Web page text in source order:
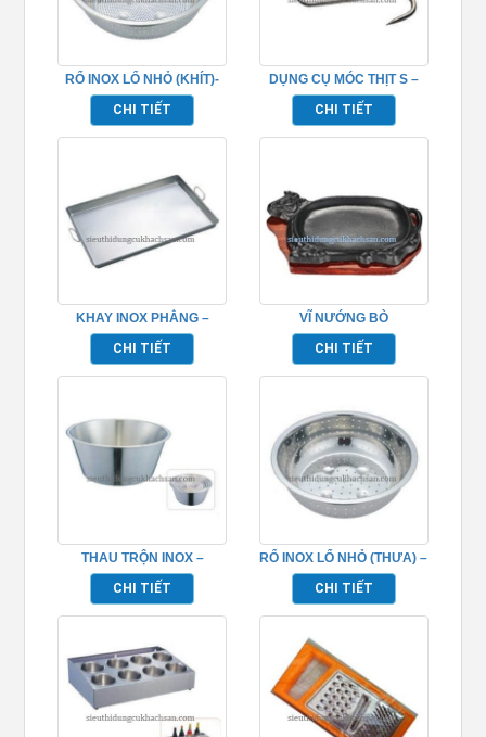
RỔ INOX LỔ NHỎ (KHÍT)-
TP696057
CHI TIẾT
DỤNG CỤ MÓC THỊT S –
TP696097
CHI TIẾT
KHAY INOX PHẲNG –
TP696060
CHI TIẾT
VĨ NƯỚNG BÒ
BEEFSTAEK 23 –
TP696069
CHI TIẾT
THAU TRỘN INOX –
TP696039
CHI TIẾT
RỔ INOX LỔ NHỎ (THƯA) –
TP696055
CHI TIẾT